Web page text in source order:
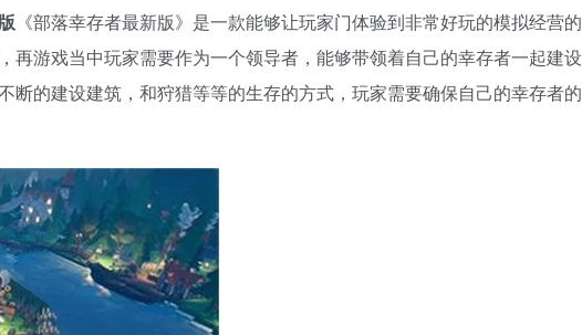
《部落幸存者最新版》是一款能够让玩家门体验到非常好玩的模拟经营的
游戏当中玩家需要作为一个领导者，能够带领着自己的幸存者一起建设
断的建设建筑，和狩猎等等的生存的方式，玩家需要确保自己的幸存者的